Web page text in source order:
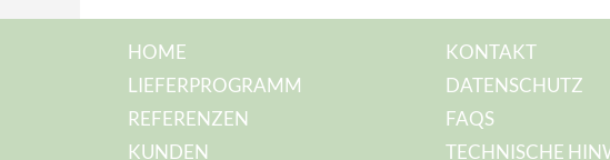
HOME
LIEFERPROGRAMM
REFERENZEN
KUNDEN
KONTAKT
DATENSCHUTZ
FAQS
TECHNISCHE